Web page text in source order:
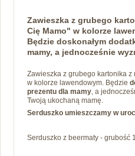
Zawieszka z grubego
Cię Mamo" w kolorze
Będzie doskonałym
mamy, a jednocześnie
Zawieszka z grubego kartonika z
w kolorze lawendowym. Będzie
prezentu dla mamy, a
Twoją ukochaną mamę.
Serduszko umieszczamy w
Serduszko z beermaty - grubość